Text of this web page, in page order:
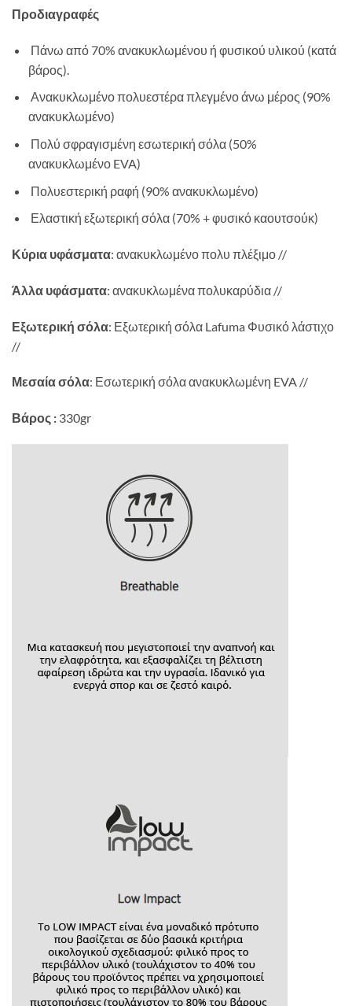
Προδιαγραφές
Πάνω από 70% ανακυκλωμένου ή φυσικού υλικού (κατά
βάρος).
Ανακυκλωμένο πολυεστέρα πλεγμένο άνω μέρος (90%
ανακυκλωμένο)
Πολύ σφραγισμένη εσωτερική σόλα (50%
ανακυκλωμένο EVA)
Πολυεστερική ραφή (90% ανακυκλωμένο)
Ελαστική εξωτερική σόλα (70% + φυσικό καουτσούκ)
Κύρια υφάσματα: ανακυκλωμένο πολυ πλέξιμο //
Άλλα υφάσματα: ανακυκλωμένα πολυκαρύδια //
Εξωτερική σόλα: Εξωτερική σόλα Lafuma Φυσικό λάστιχο
//
Μεσαία σόλα: Εσωτερική σόλα ανακυκλωμένη EVA //
Βάρος : 330gr